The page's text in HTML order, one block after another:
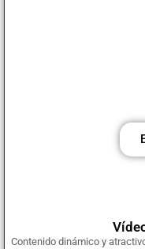
Contenido dinámico y